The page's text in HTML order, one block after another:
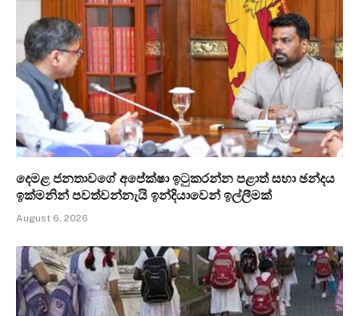
දෙමළ ජනතාවගේ අපේක්ෂා ඉටුකරන්න පළාත් සභා ඡන්දය
ඉක්මනින් පවත්වන්නැයි ඉන්දියාවෙන් ඉල්ලීමක්
August 6, 2026